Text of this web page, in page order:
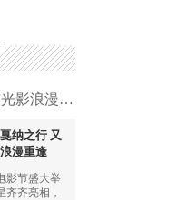
演员黄璐的戛纳之行 又一次与光影浪漫重逢
纳之行 又
漫重逢
影节盛大举
齐齐亮相，